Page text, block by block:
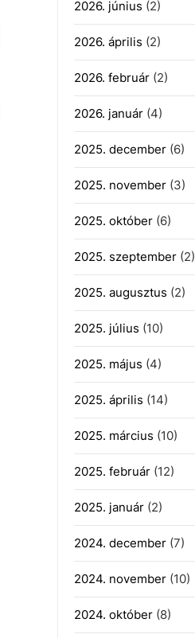
2026. június (2)
2026. április (2)
2026. február(2)
2026. január(4)
2025. december(6)
2025. november(3)
2025. október(6)
2025. szeptember(2)
2025. augusztus (2)
2025. július (10)
2025. május (4)
2025. április (14)
2025. március (10)
2025. február(12)
2025. január(2)
2024. december(7)
2024. november(10)
2024. október(8)